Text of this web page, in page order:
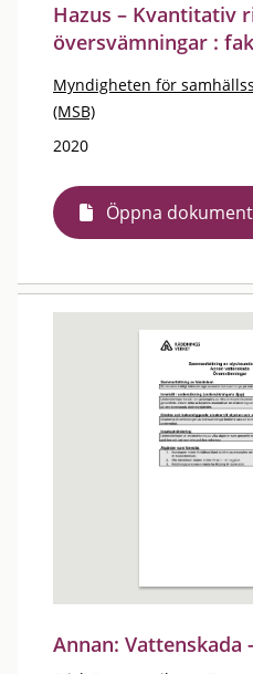
Hazus – Kvantitativ
översvämningar :
Myndigheten för
(MSB)
2020
Öppna dokument
Annan: Vattenskada